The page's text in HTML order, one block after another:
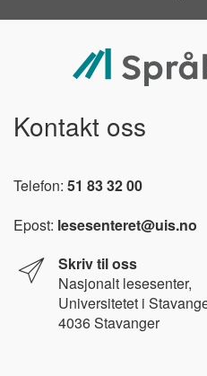
Kontakt oss
Telefon: 51 83 32 00
Epost: lesesenteret@uis.no
Skriv til oss
Nasjonalt lesesenter,
Universitetet i
4036 Stavanger